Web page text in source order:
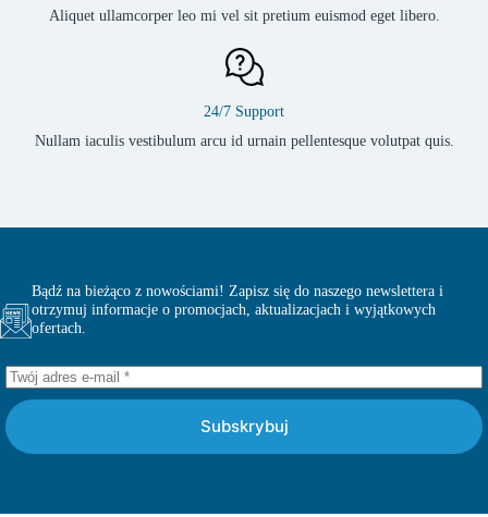
Aliquet ullamcorper leo mi vel sit pretium euismod eget libero.
24/7 Support
Nullam iaculis vestibulum arcu id urnain pellentesque volutpat quis.
Bądź na bieżąco z nowościami! Zapisz się do naszego newslettera i
otrzymuj informacje o promocjach, aktualizacjach i wyjątkowych
ofertach.
Subskrybuj